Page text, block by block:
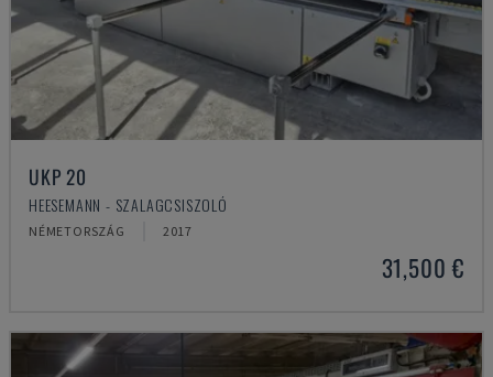
UKP 20
HEESEMANN - SZALAGCSISZOLÓ
NÉMETORSZÁG 2017
31,500 €